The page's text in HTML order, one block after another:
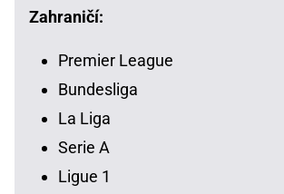
Zahraničí:
Premier League
Bundesliga
La Liga
Serie A
Ligue 1